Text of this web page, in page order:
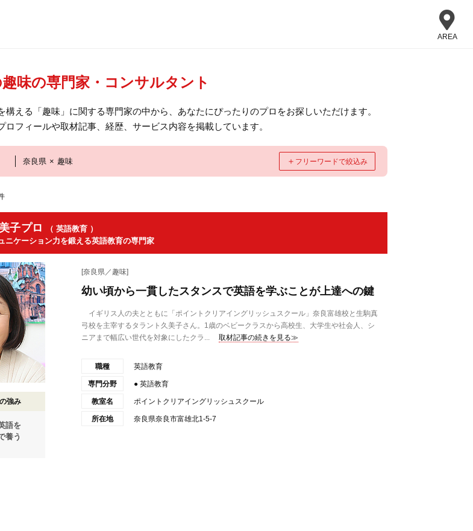
AREA
味の専門家・コンサルタント
構える「趣味」に関する専門家の中から、あなたにぴったりのプロをお探しいただけます。
ロフィールや取材記事、経歴、サービス内容を掲載しています。
奈良県 × 趣味 ＋ フリーワードで絞込み
子プロ
（ 英語教育 ）
ニケーション力を鍛える英語教育の専門家
強み
語を
養う
[奈良県／趣味]
幼い頃から一貫したスタンスで英語を学ぶことが上達への鍵
イギリス人の夫とともに「ポイントクリアイングリッシュスクール」奈良富雄校と生駒真
弓校を主宰するタラント久美子さん。1歳のベビークラスから高校生、大学生や社会人、シ
ニアまで幅広い世代を対象にしたクラ...
取材記事の続きを見る≫
職種 英語教育
専門分野 ● 英語教育
教室名 ポイントクリアイングリッシュスクール
所在地 奈良県奈良市富雄北1-5-7